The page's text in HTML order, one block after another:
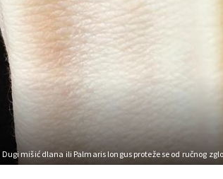
Dugi mišić dlana ili Palmaris longus proteže se od ručnog